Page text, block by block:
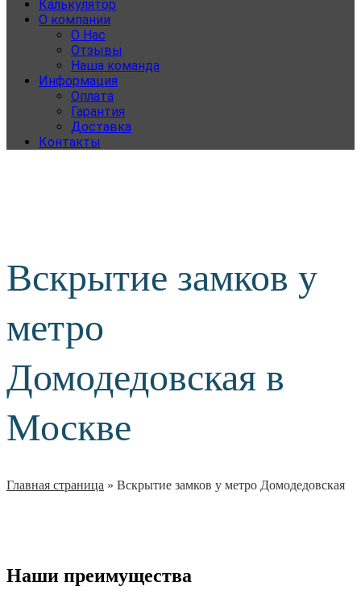
Калькулятор
О компании
О Нас
Отзывы
Наша команда
Информация
Оплата
Гарантия
Доставка
Контакты
Вскрытие замков у
метро
Домодедовская в
Москве
Главная страница » Вскрытие замков у метро Домодедовская
Наши преимущества